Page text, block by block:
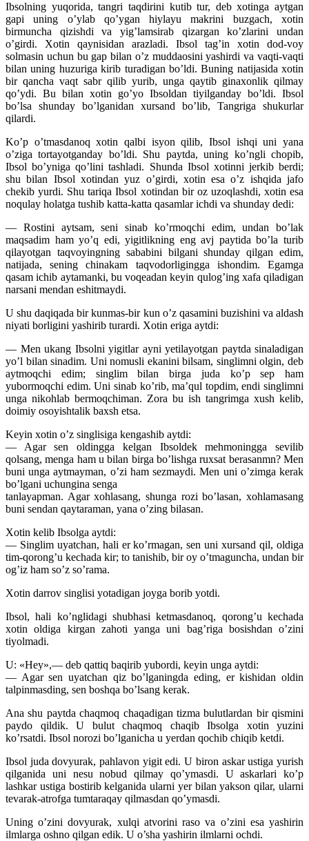
Ibsolning yuqorida, tangri taqdirini kutib tur, deb xotinga aytgan
gapi uning o’ylab qo’ygan hiylayu makrini buzgach, xotin
birmuncha qizishdi va yig’lamsirab qizargan ko’zlarini undan
o’girdi. Xotin qaynisidan arazladi. Ibsol tag’in xotin dod-voy
solmasin uchun bu gap bilan o’z muddaosini yashirdi va vaqti-vaqti
bilan uning huzuriga kirib turadigan bo’ldi. Buning natijasida xotin
bir qancha vaqt sabr qilib yurib, unga qaytib ginaxonlik qilmay
qo’ydi. Bu bilan xotin go’yo Ibsoldan tiyilganday bo’ldi. Ibsol
bo’lsa shunday bo’lganidan xursand bo’lib, Tangriga shukurlar
qilardi.
Ko’p o’tmasdanoq xotin qalbi isyon qilib, Ibsol ishqi uni yana
o’ziga tortayotganday bo’ldi. Shu paytda, uning ko’ngli chopib,
Ibsol bo’yniga qo’lini tashladi. Shunda Ibsol xotinni jerkib berdi;
shu bilan Ibsol xotindan yuz o’girdi, xotin esa o’z ishqida jafo
chekib yurdi. Shu tariqa Ibsol xotindan bir oz uzoqlashdi, xotin esa
noqulay holatga tushib katta-katta qasamlar ichdi va shunday dedi:
— Rostini aytsam, seni sinab ko’rmoqchi edim, undan bo’lak
maqsadim ham yo’q edi, yigitlikning eng avj paytida bo’la turib
qilayotgan taqvoyingning sababini bilgani shunday qilgan edim,
natijada, sening chinakam taqvodorligingga ishondim. Egamga
qasam ichib aytamanki, bu voqeadan keyin qulog’ing xafa qiladigan
narsani mendan eshitmaydi.
U shu daqiqada bir kunmas-bir kun o’z qasamini buzishini va aldash
niyati borligini yashirib turardi. Xotin eriga aytdi:
— Men ukang Ibsolni yigitlar ayni yetilayotgan paytda sinaladigan
yo’l bilan sinadim. Uni nomusli ekanini bilsam, singlimni olgin, deb
aytmoqchi edim; singlim bilan birga juda ko’p sep ham
yubormoqchi edim. Uni sinab ko’rib, ma’qul topdim, endi singlimni
unga nikohlab bermoqchiman. Zora bu ish tangrimga xush kelib,
doimiy osoyishtalik baxsh etsa.
Keyin xotin o’z singlisiga kengashib aytdi:
— Agar sen oldingga kelgan Ibsoldek mehmoningga sevilib
qolsang, menga ham u bilan birga bo’lishga ruxsat berasanmn? Men
buni unga aytmayman, o’zi ham sezmaydi. Men uni o’zimga kerak
bo’lgani uchungina senga
tanlayapman. Agar xohlasang, shunga rozi bo’lasan, xohlamasang
buni sendan qaytaraman, yana o’zing bilasan.
Xotin kelib Ibsolga aytdi:
— Singlim uyatchan, hali er ko’rmagan, sen uni xursand qil, oldiga
tim-qorong’u kechada kir; to tanishib, bir oy o’tmaguncha, undan bir
og’iz ham so’z so’rama.
Xotin darrov singlisi yotadigan joyga borib yotdi.
Ibsol, hali ko’nglidagi shubhasi ketmasdanoq, qorong’u kechada
xotin oldiga kirgan zahoti yanga uni bag’riga bosishdan o’zini
tiyolmadi.
U: «Hey»,— deb qattiq baqirib yubordi, keyin unga aytdi:
— Agar sen uyatchan qiz bo’lganingda eding, er kishidan oldin
talpinmasding, sen boshqa bo’lsang kerak.
Ana shu paytda chaqmoq chaqadigan tizma bulutlardan bir qismini
paydo qildik. U bulut chaqmoq chaqib Ibsolga xotin yuzini
ko’rsatdi. Ibsol norozi bo’lganicha u yerdan qochib chiqib ketdi.
Ibsol juda dovyurak, pahlavon yigit edi. U biron askar ustiga yurish
qilganida uni nesu nobud qilmay qo’ymasdi. U askarlari ko’p
lashkar ustiga bostirib kelganida ularni yer bilan yakson qilar, ularni
tevarak-atrofga tumtaraqay qilmasdan qo’ymasdi.
Uning o’zini dovyurak, xulqi atvorini raso va o’zini esa yashirin
ilmlarga oshno qilgan edik. U o’sha yashirin ilmlarni ochdi.